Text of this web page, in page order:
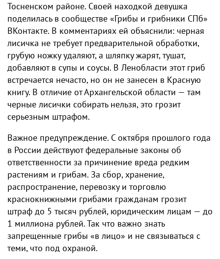
Тосненском районе. Своей находкой девушка
поделилась в сообществе «Грибы и грибники СПб»
ВКонтакте. В комментариях ей объяснили: черная
лисичка не требует предварительной обработки,
грубую ножку удаляют, а шляпку жарят, тушат,
добавляют в супы и соусы. В Ленобласти этот гриб
встречается нечасто, но он не занесен в Красную
книгу. В отличие от Архангельской области — там
черные лисички собирать нельзя, это грозит
серьезным штрафом.
Важное предупреждение. С октября прошлого года
в России действуют федеральные законы об
ответственности за причинение вреда редким
растениям и грибам. За сбор, хранение,
распространение, перевозку и торговлю
краснокнижными грибами гражданам грозит
штраф до 5 тысяч рублей, юридическим лицам — до
1 миллиона рублей. Так что важно знать
запрещенные грибы «в лицо» и не связываться с
теми, что под охраной.